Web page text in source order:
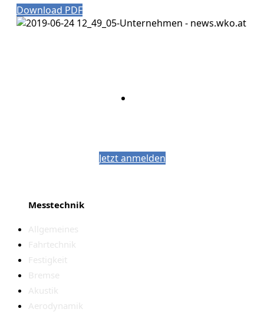
Download PDF
Jetzt anmelden
Messtechnik
Allgemeines
Fahrtechnik
Festigkeit
Bremse
Akustik
Aerodynamik